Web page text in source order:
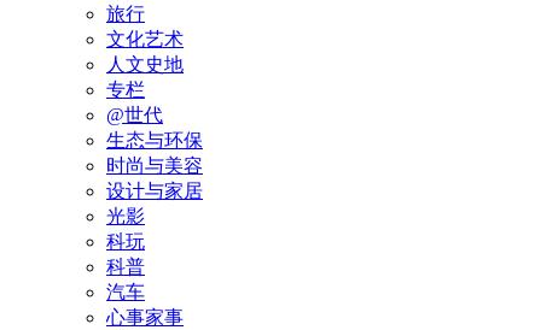
旅行
文化艺术
人文史地
专栏
@世代
生态与环保
时尚与美容
设计与家居
光影
科玩
科普
汽车
心事家事